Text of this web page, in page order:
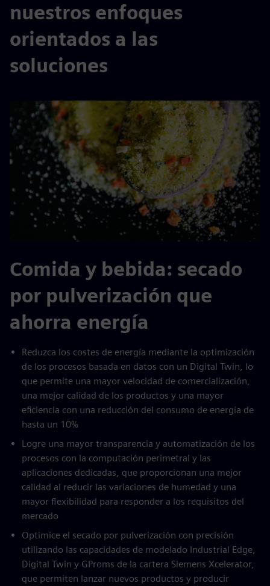
nuestros enfoques
orientados a las
soluciones
Comida y bebida: secado
por pulverización que
ahorra energía
Reduzca los costes de energía mediante la optimización
de los procesos basada en datos con un Digital Twin, lo
que permite una mayor velocidad de comercialización,
una mejor calidad de los productos y una mayor
eficiencia con una reducción del consumo de energía de
hasta un 10%
Logre una mayor transparencia y automatización de los
procesos con la computación perimetral y las
aplicaciones dedicadas, que proporcionan una mejor
calidad al reducir las variaciones de humedad y una
mayor flexibilidad para responder a los requisitos del
mercado
Optimice el secado por pulverización con precisión
utilizando las capacidades de modelado Industrial Edge,
Digital Twin y GProms de la cartera Siemens Xcelerator,
que permiten lanzar nuevos productos y producir